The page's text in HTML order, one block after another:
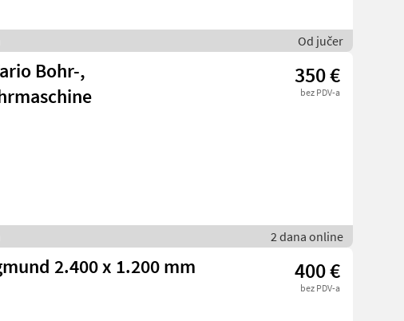
Od jučer
Bohr-,
350 €
bez PDV-a
2 dana online
2.400 x 1.200 mm 400 €
bez PDV-a